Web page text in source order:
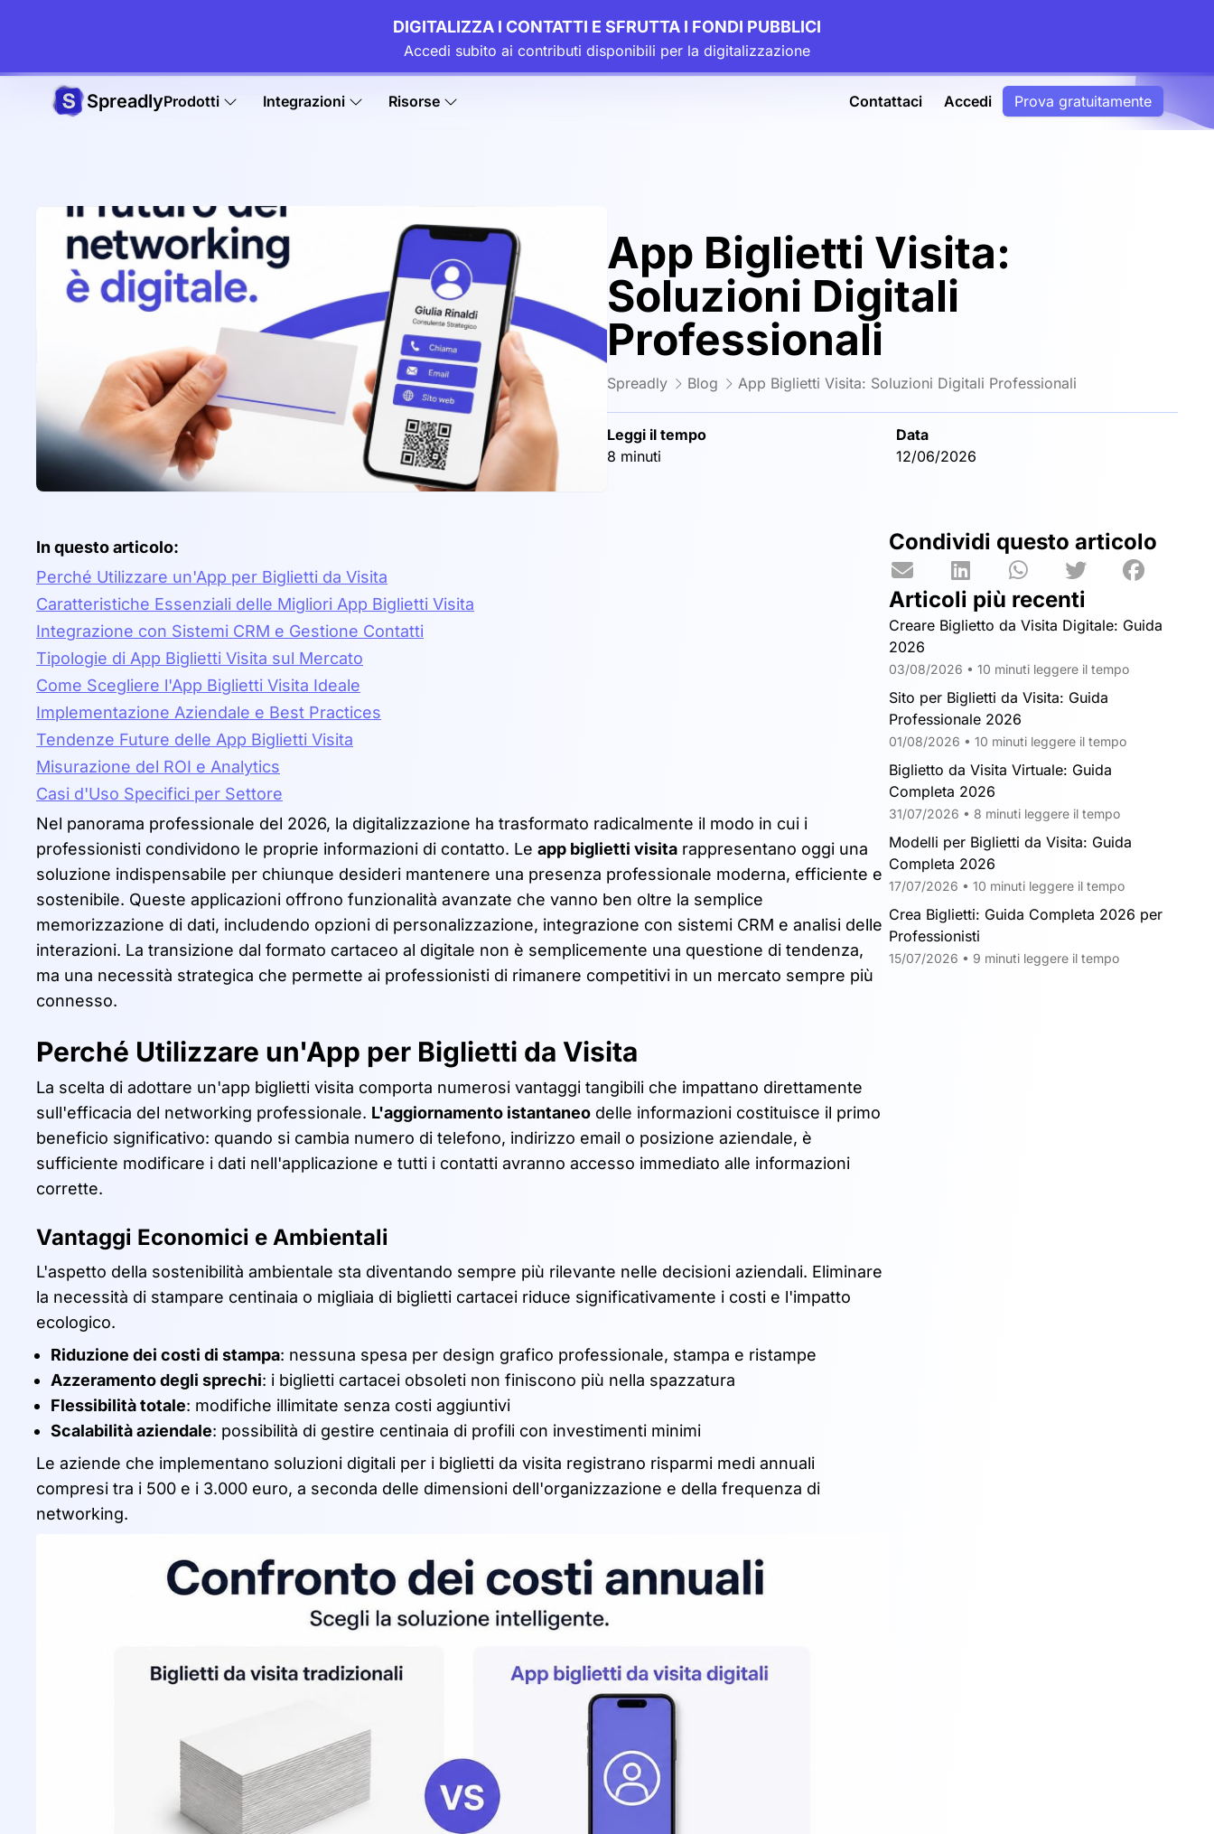
DIGITALIZZA I CONTATTI E SFRUTTA I FONDI PUBBLICI
Accedi subito ai contributi disponibili per la digitalizzazione
SpreadlyProdotti Integrazioni Risorse Contattaci Accedi Prova gratuitamente
App Biglietti Visita:
Soluzioni Digitali
Professionali
Spreadly Blog App Biglietti Visita: Soluzioni Digitali Professionali
Leggi il tempo
8 minuti
Data
12/06/2026
In questo articolo:
Perché Utilizzare un'App per Biglietti da Visita
Caratteristiche Essenziali delle Migliori App Biglietti Visita
Integrazione con Sistemi CRM e Gestione Contatti
Tipologie di App Biglietti Visita sul Mercato
Come Scegliere l'App Biglietti Visita Ideale
Implementazione Aziendale e Best Practices
Tendenze Future delle App Biglietti Visita
Misurazione del ROI e Analytics
Casi d'Uso Specifici per Settore
Nel panorama professionale del 2026, la digitalizzazione ha trasformato radicalmente il modo in cui i
professionisti condividono le proprie informazioni di contatto. Le app biglietti visita rappresentano oggi una
soluzione indispensabile per chiunque desideri mantenere una presenza professionale moderna, efficiente e
sostenibile. Queste applicazioni offrono funzionalità avanzate che vanno ben oltre la semplice
memorizzazione di dati, includendo opzioni di personalizzazione, integrazione con sistemi CRM e analisi delle
interazioni. La transizione dal formato cartaceo al digitale non è semplicemente una questione di tendenza,
ma una necessità strategica che permette ai professionisti di rimanere competitivi in un mercato sempre più
connesso.
Perché Utilizzare un'App per Biglietti da Visita
La scelta di adottare un'app biglietti visita comporta numerosi vantaggi tangibili che impattano direttamente
sull'efficacia del networking professionale. L'aggiornamento istantaneo delle informazioni costituisce il primo
beneficio significativo: quando si cambia numero di telefono, indirizzo email o posizione aziendale, è
sufficiente modificare i dati nell'applicazione e tutti i contatti avranno accesso immediato alle informazioni
corrette.
Vantaggi Economici e Ambientali
L'aspetto della sostenibilità ambientale sta diventando sempre più rilevante nelle decisioni aziendali. Eliminare
la necessità di stampare centinaia o migliaia di biglietti cartacei riduce significativamente i costi e l'impatto
ecologico.
Riduzione dei costi di stampa: nessuna spesa per design grafico professionale, stampa e ristampe
Azzeramento degli sprechi: i biglietti cartacei obsoleti non finiscono più nella spazzatura
Flessibilità totale: modifiche illimitate senza costi aggiuntivi
Scalabilità aziendale: possibilità di gestire centinaia di profili con investimenti minimi
Le aziende che implementano soluzioni digitali per i biglietti da visita registrano risparmi medi annuali
compresi tra i 500 e i 3.000 euro, a seconda delle dimensioni dell'organizzazione e della frequenza di
networking.
Condividi questo articolo
Articoli più recenti
Creare Biglietto da Visita Digitale: Guida
2026
03/08/2026 • 10 minuti leggere il tempo
Sito per Biglietti da Visita: Guida
Professionale 2026
01/08/2026 • 10 minuti leggere il tempo
Biglietto da Visita Virtuale: Guida
Completa 2026
31/07/2026 • 8 minuti leggere il tempo
Modelli per Biglietti da Visita: Guida
Completa 2026
17/07/2026 • 10 minuti leggere il tempo
Crea Biglietti: Guida Completa 2026 per
Professionisti
15/07/2026 • 9 minuti leggere il tempo